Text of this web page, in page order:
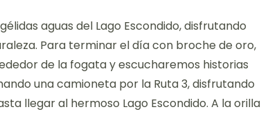
aguas del Lago Escondido, disfrutando
Para terminar el día con broche de oro,
de la fogata y escucharemos historias
una camioneta por la Ruta 3, disfrutando
llegar al hermoso Lago Escondido. A la orilla